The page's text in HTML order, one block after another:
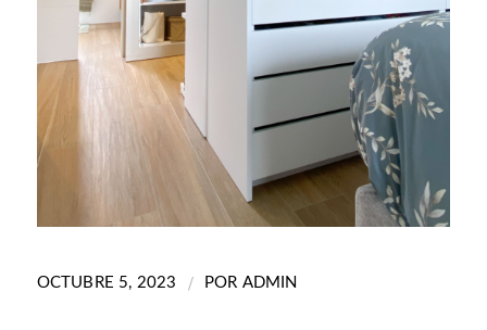
OCTUBRE 5, 2023 / POR ADMIN